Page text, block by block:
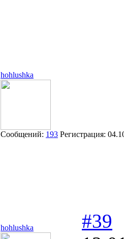
hohlushka
Сообщений: 193 Регистрация:
hohlushka
#39